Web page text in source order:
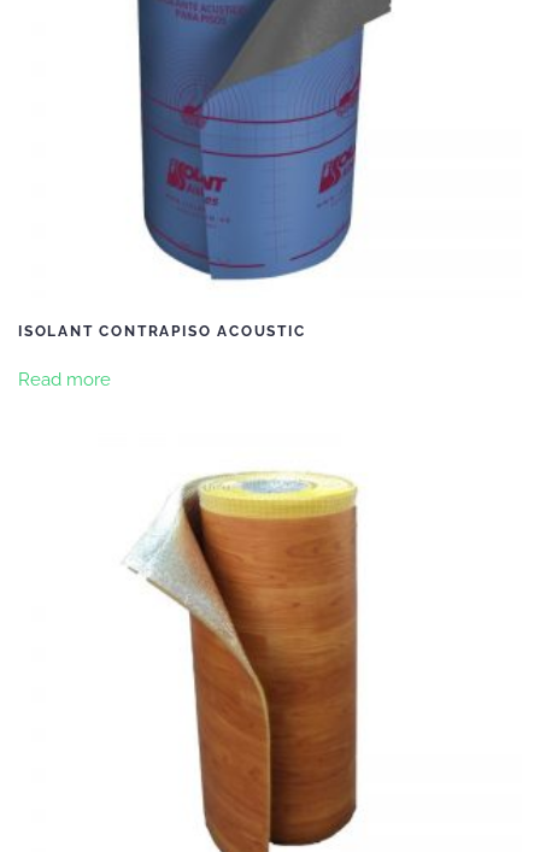
ISOLANT CONTRAPISO ACOUSTIC
Read more